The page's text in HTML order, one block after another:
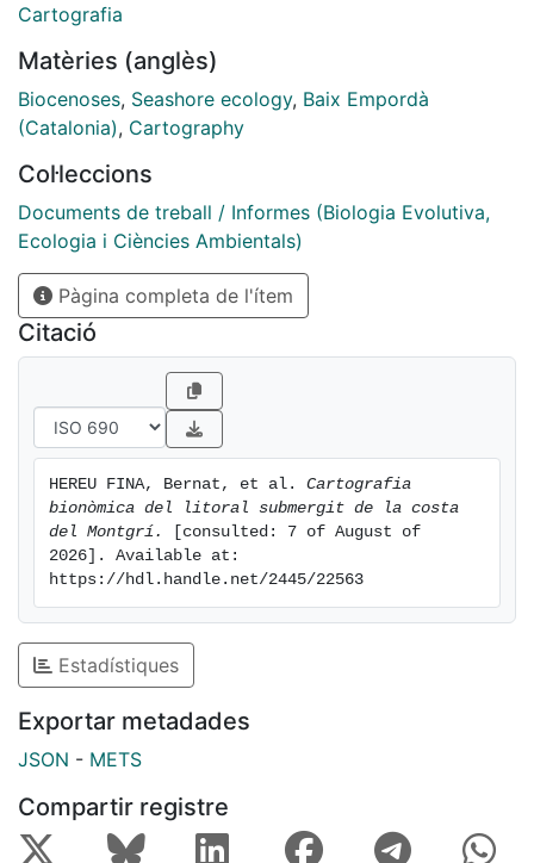
Cartografia
Matèries (anglès)
Biocenoses, Seashore ecology, Baix Empordà
(Catalonia), Cartography
Col·leccions
Documents de treball / Informes (Biologia Evolutiva,
Ecologia i Ciències Ambientals)
Pàgina completa de l'ítem
Citació
HEREU FINA, Bernat, et al. Cartografia
bionòmica del litoral submergit de la costa
del Montgrí.
[consulted: 7 of August of
2026]. Available at:
https://hdl.handle.net/2445/22563
Estadístiques
Exportar metadades
JSON - METS
Compartir registre